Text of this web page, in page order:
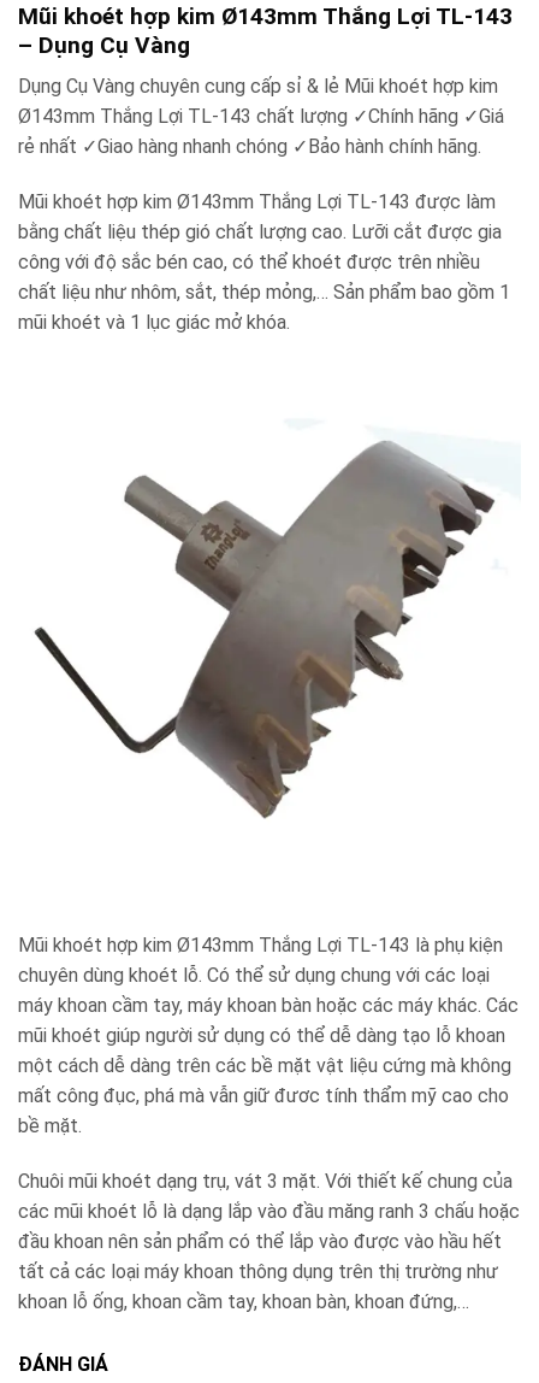
Mũi khoét hợp kim Ø143mm Thắng Lợi TL-143
– Dụng Cụ Vàng
Dụng Cụ Vàng chuyên cung cấp sỉ & lẻ Mũi khoét hợp kim
Ø143mm Thắng Lợi TL-143 chất lượng ✓Chính hãng ✓Giá
rẻ nhất ✓Giao hàng nhanh chóng ✓Bảo hành chính hãng.
Mũi khoét hợp kim Ø143mm Thắng Lợi TL-143 được làm
bằng chất liệu thép gió chất lượng cao. Lưỡi cắt được gia
công với độ sắc bén cao, có thể khoét được trên nhiều
chất liệu như nhôm, sắt, thép mỏng,… Sản phẩm bao gồm 1
mũi khoét và 1 lục giác mở khóa.
Mũi khoét hợp kim Ø143mm Thắng Lợi TL-143 là phụ kiện
chuyên dùng khoét lỗ. Có thể sử dụng chung với các loại
máy khoan cầm tay, máy khoan bàn hoặc các máy khác. Các
mũi khoét giúp người sử dụng có thể dễ dàng tạo lỗ khoan
một cách dễ dàng trên các bề mặt vật liệu cứng mà không
mất công đục, phá mà vẫn giữ đươc tính thẩm mỹ cao cho
bề mặt.
Chuôi mũi khoét dạng trụ, vát 3 mặt. Với thiết kế chung của
các mũi khoét lỗ là dạng lắp vào đầu măng ranh 3 chấu hoặc
đầu khoan nên sản phẩm có thể lắp vào được vào hầu hết
tất cả các loại máy khoan thông dụng trên thị trường như
khoan lỗ ống, khoan cầm tay, khoan bàn, khoan đứng,…
ĐÁNH GIÁ